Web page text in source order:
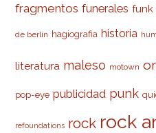
fragmentos funerales funk
de berlín hagiografia historia
literatura maleso motown
pop-eye publicidad punk
refoundations rock rock